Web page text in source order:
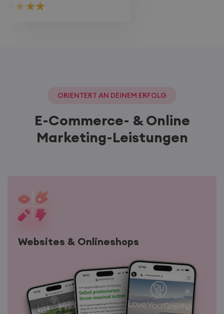
ORIENTERT AN DEINEM ERFOLG
E-Commerce- & Online
Marketing-Leistungen
Websites & Onlineshops